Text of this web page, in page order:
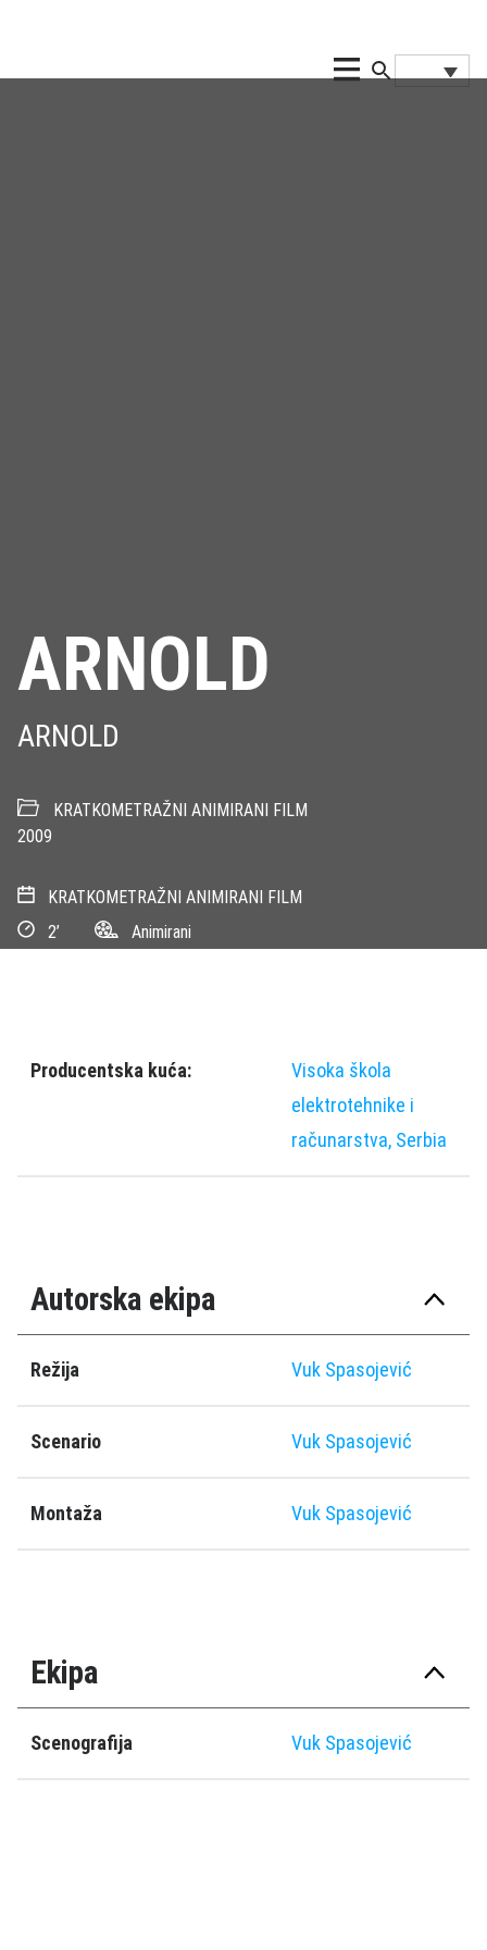
ARNOLD
ARNOLD
KRATKOMETRAŽNI ANIMIRANI FILM
2009
KRATKOMETRAŽNI ANIMIRANI FILM
2’
Animirani
Producentska kuća:
Visoka škola
elektrotehnike i
računarstva, Serbia
Autorska ekipa
Režija Vuk Spasojević
Scenario Vuk Spasojević
Montaža Vuk Spasojević
Ekipa
Scenografija Vuk Spasojević